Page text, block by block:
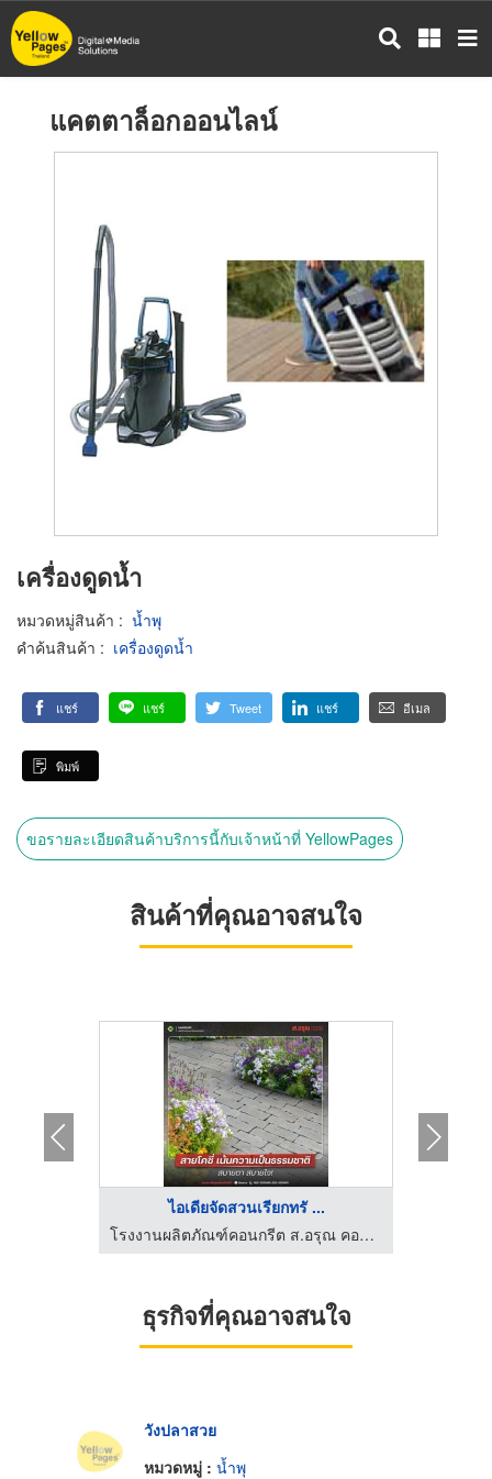
ข้าม
ไป
แคตตาล็อกออนไลน์
เครื่องดูดน้ำ
หมวดหมู่สินค้า : น้ำพุ
คำค้นสินค้า : เครื่องดูดน้ำ
แชร์ แชร์ Tweet แชร์ อีเมล
พิมพ์
ขอรายละเอียดสินค้าบริการนี้กับเจ้าหน้าที่ YellowPages
สินค้าที่คุณอาจสนใจ
ไอเดียจัดสวนเรียกทรั ...
โรงงานผลิตภัณฑ์คอนกรีต ส.อรุณ คอนกรีต ปทุมธานี
ธุรกิจที่คุณอาจสนใจ
วังปลาสวย
หมวดหมู่ : น้ำพุ